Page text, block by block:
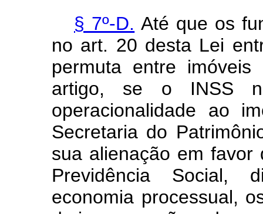
§ 7º-D. Até que os
no art. 20 desta Lei
permuta entre
artigo, se o INSS
operacionalidade ao
Secretaria do
sua alienação em
Previdência Social,
economia processual,